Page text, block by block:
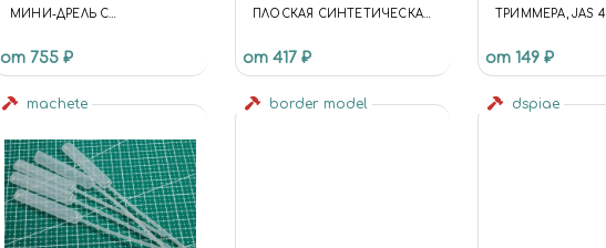
МИНИ-ДРЕЛЬ С
от 755 ₽
ПЛОСКАЯ СИНТЕТИЧЕСКАЯ
FLAT SYNTHETIC BRUSH SIZE
3
от 417 ₽
ТРИММЕРА, JAS
от 149 ₽
machete border model dspiae